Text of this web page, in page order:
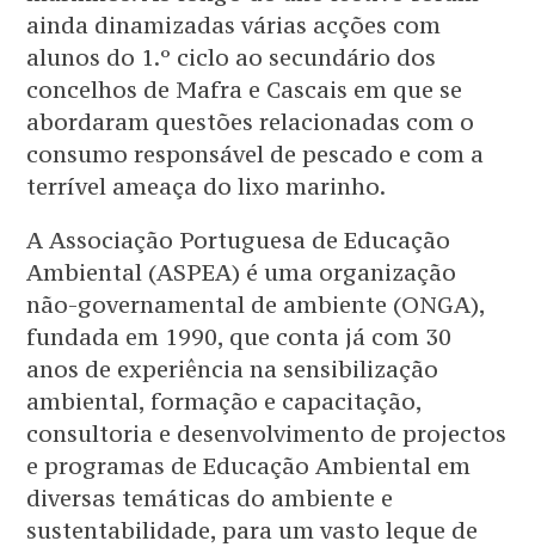
ainda dinamizadas várias acções com
alunos do 1.º ciclo ao secundário dos
concelhos de Mafra e Cascais em que se
abordaram questões relacionadas com o
consumo responsável de pescado e com a
terrível ameaça do lixo marinho.
A Associação Portuguesa de Educação
Ambiental (ASPEA) é uma organização
não-governamental de ambiente (ONGA),
fundada em 1990, que conta já com 30
anos de experiência na sensibilização
ambiental, formação e capacitação,
consultoria e desenvolvimento de projectos
e programas de Educação Ambiental em
diversas temáticas do ambiente e
sustentabilidade, para um vasto leque de